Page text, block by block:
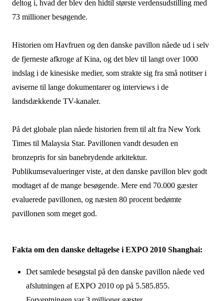
deltog i, hvad der blev den hidtil største verdensudstilling med
73 millioner besøgende.
Historien om Havfruen og den danske pavillon nåede ud i selv
de fjerneste afkroge af Kina, og det blev til langt over 1000
indslag i de kinesiske medier, som strakte sig fra små notitser i
aviserne til lange dokumentarer og interviews i de
landsdækkende TV-kanaler.
På det globale plan nåede historien frem til alt fra New York
Times til Malaysia Star. Pavillonen vandt desuden en
bronzepris for sin banebrydende arkitektur.
Publikumsevalueringer viste, at den danske pavillon blev godt
modtaget af de mange besøgende. Mere end 70.000 gæster
evaluerede pavillonen, og næsten 80 procent bedømte
pavillonen som meget god.
Fakta om den danske deltagelse i EXPO 2010 Shanghai:
Det samlede besøgstal på den danske pavillon nåede ved
afslutningen af EXPO 2010 op på 5.585.855.